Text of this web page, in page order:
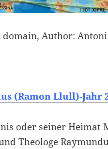
domain, Author:
(Ramon Llull)-Jahr
oder seiner Heimat
Theologe